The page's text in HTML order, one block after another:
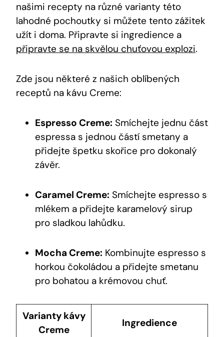
našimi recepty na různé varianty této
lahodné pochoutky si můžete tento zážitek
užít i doma. Připravte si ingredience a
připravte se na skvělou chuťovou explozi.
Zde jsou některé z našich oblíbených
receptů na kávu Creme:
Espresso Creme: Smíchejte jednu část
espressa s jednou částí smetany a
přidejte špetku skořice pro dokonalý
závěr.
Caramel Creme: Smíchejte espresso s
mlékem a přidejte karamelový sirup
pro sladkou lahůdku.
Mocha Creme: Kombinujte espresso s
horkou čokoládou a přidejte smetanu
pro bohatou a krémovou chuť.
Varianty kávy
Creme
Ingredience